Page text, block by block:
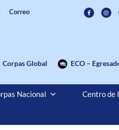
Correo
Corpas Global ECO –
Nacional Centro de